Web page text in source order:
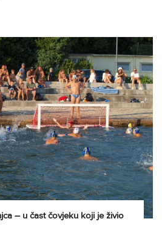
– u čast čovjeku koji je živio